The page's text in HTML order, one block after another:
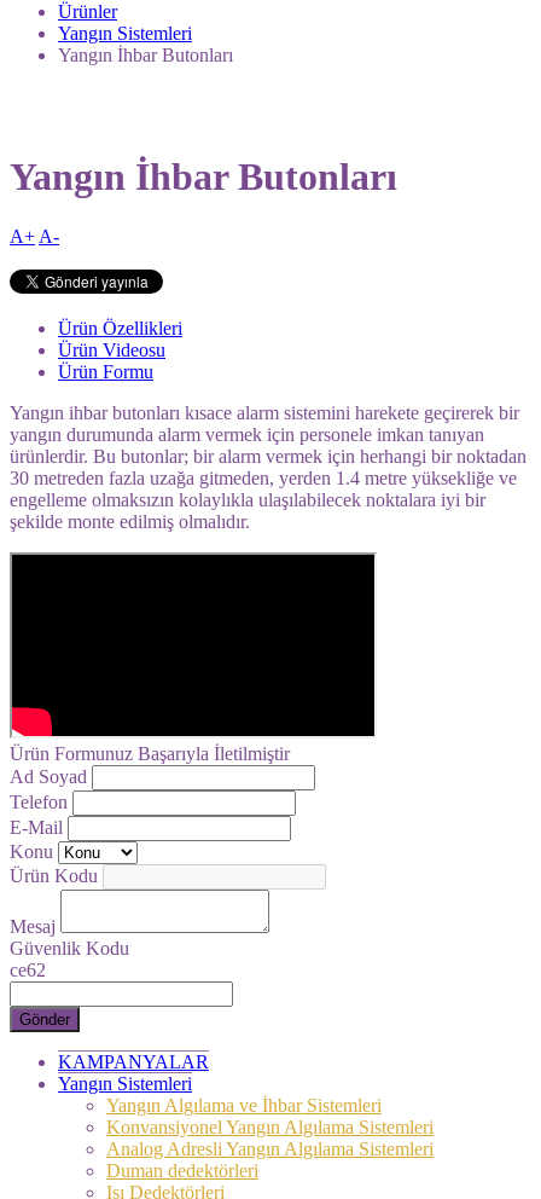
Ürünler
Yangın Sistemleri
Yangın İhbar Butonları
Yangın İhbar Butonları
A+ A-
Ürün Özellikleri
Ürün Videosu
Ürün Formu
Yangın ihbar butonları kısace alarm sistemini harekete geçirerek bir
yangın durumunda alarm vermek için personele imkan tanıyan
ürünlerdir. Bu butonlar; bir alarm vermek için herhangi bir noktadan
30 metreden fazla uzağa gitmeden, yerden 1.4 metre yüksekliğe ve
engelleme olmaksızın kolaylıkla ulaşılabilecek noktalara iyi bir
şekilde monte edilmiş olmalıdır.
Ürün Formunuz Başarıyla İletilmiştir
Ad Soyad
Telefon
E-Mail
Konu
Ürün Kodu
Mesaj
Güvenlik Kodu
ce62
Gönder
KAMPANYALAR
Yangın Sistemleri
Yangın Algılama ve İhbar Sistemleri
Konvansiyonel Yangın Algılama Sistemleri
Analog Adresli Yangın Algılama Sistemleri
Duman dedektörleri
Isı Dedektörleri